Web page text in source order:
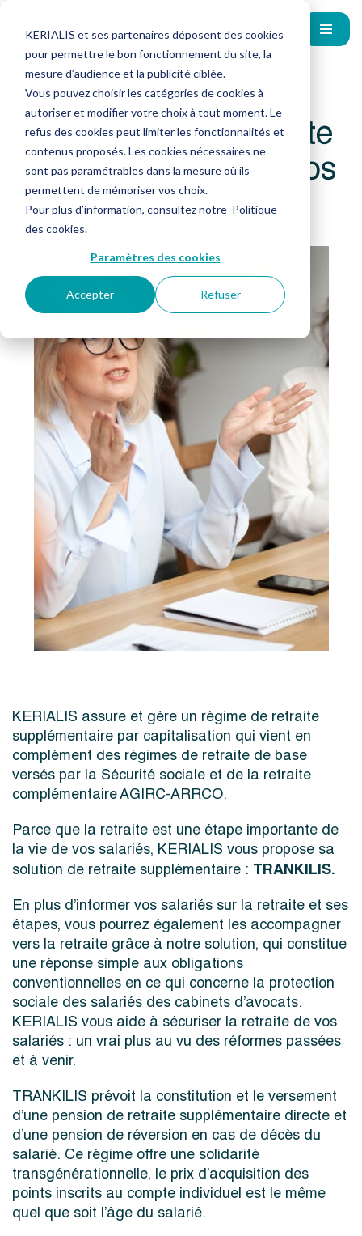
KERIALIS et ses partenaires déposent des cookies
pour permettre le bon fonctionnement du site, la
mesure d’audience et la publicité ciblée.
Vous pouvez choisir les catégories de cookies à
autoriser et modifier votre choix à tout moment. Le
refus des cookies peut limiter les fonctionnalités et
contenus proposés. Les cookies nécessaires ne
sont pas paramétrables dans la mesure où ils
permettent de mémoriser vos choix.
Pour plus d’information, consultez notre Politique
des cookies.
Paramètres des cookies
Accepter Refuser
TRANKILIS, la retraite
supplémentaire de vos
salariés
KERIALIS assure et gère un régime de retraite
supplémentaire par capitalisation qui vient en
complément des régimes de retraite de base
versés par la Sécurité sociale et de la retraite
complémentaire AGIRC-ARRCO.
Parce que la retraite est une étape importante de
la vie de vos salariés, KERIALIS vous propose sa
solution de retraite supplémentaire : TRANKILIS.
En plus d’informer vos salariés sur la retraite et ses
étapes, vous pourrez également les accompagner
vers la retraite grâce à notre solution, qui constitue
une réponse simple aux obligations
conventionnelles en ce qui concerne la protection
sociale des salariés des cabinets d’avocats.
KERIALIS vous aide à sécuriser la retraite de vos
salariés : un vrai plus au vu des réformes passées
et à venir.
TRANKILIS prévoit la constitution et le versement
d’une pension de retraite supplémentaire directe et
d’une pension de réversion en cas de décès du
salarié. Ce régime offre une solidarité
transgénérationnelle, le prix d’acquisition des
points inscrits au compte individuel est le même
quel que soit l’âge du salarié.